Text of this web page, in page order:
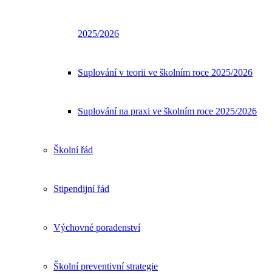
2025/2026
Suplování v teorii ve školním roce 2025/2026
Suplování na praxi ve školním roce 2025/2026
Školní řád
Stipendijní řád
Výchovné poradenství
Školní preventivní strategie